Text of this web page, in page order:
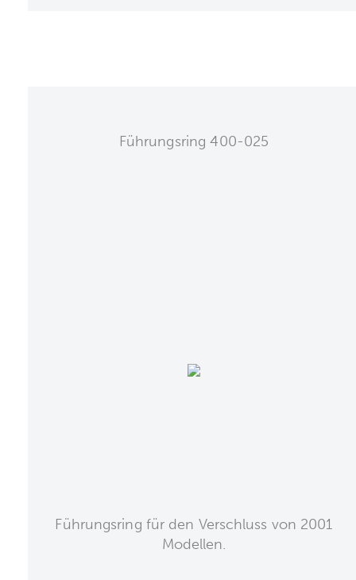
Führungsring 400-025
Führungsring für den Verschluss von 2001
Modellen.